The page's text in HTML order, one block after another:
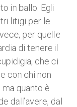
in ballo. Egli
litigi per le
per quelle
di tenere il
che ci
con chi non
quanto è
dall’avere, dal